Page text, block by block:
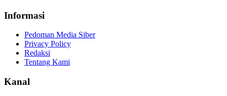
Informasi
Pedoman Media Siber
Privacy Policy
Redaksi
Tentang Kami
Kanal